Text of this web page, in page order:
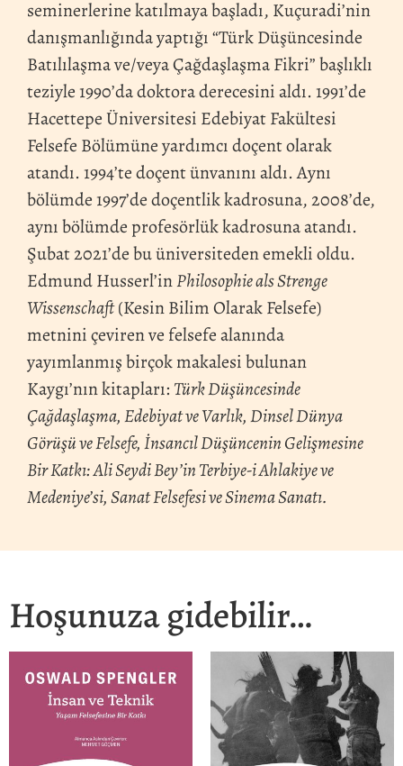
seminerlerine katılmaya başladı, Kuçuradi’nin
danışmanlığında yaptığı “Türk Düşüncesinde
Batılılaşma ve/veya Çağdaşlaşma Fikri” başlıklı
teziyle 1990’da doktora derecesini aldı. 1991’de
Hacettepe Üniversitesi Edebiyat Fakültesi
Felsefe Bölümüne yardımcı doçent olarak
atandı. 1994’te doçent ünvanını aldı. Aynı
bölümde 1997’de doçentlik kadrosuna, 2008’de,
aynı bölümde profesörlük kadrosuna atandı.
Şubat 2021’de bu üniversiteden emekli oldu.
Edmund Husserl’inPhilosophie als Strenge
Wissenschaft(Kesin Bilim Olarak Felsefe)
metnini çeviren ve felsefe alanında
yayımlanmış birçok makalesi bulunan
Kaygı’nın kitapları: Türk Düşüncesinde
Çağdaşlaşma, Edebiyat ve Varlık, Dinsel Dünya
Görüşü ve Felsefe, İnsancıl Düşüncenin Gelişmesine
Bir Katkı: Ali Seydi Bey’in Terbiye-i Ahlakiye ve
Medeniye’si, Sanat Felsefesi ve Sinema Sanatı.
Hoşunuza gidebilir…